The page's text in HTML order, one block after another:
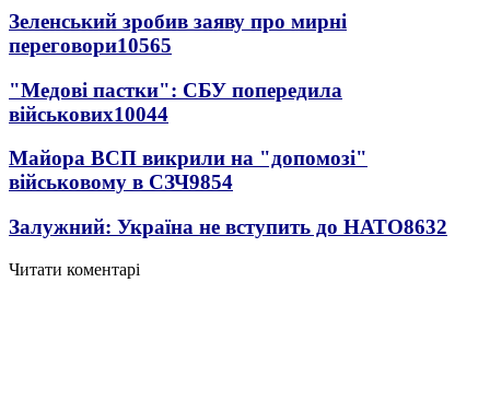
Зеленський зробив заяву про мирні
переговори10565
"Медові пастки": СБУ попередила
військових10044
Майора ВСП викрили на "допомозі"
військовому в СЗЧ9854
Залужний: Україна не вступить до НАТО8632
Читати коментарі